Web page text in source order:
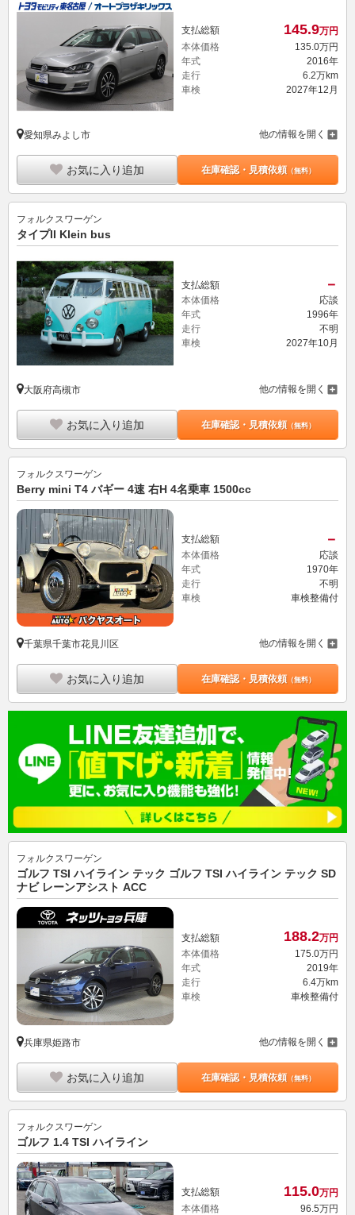
支払総額 145.9万円
本体価格
135. 0万円
年式
2016年
走行
6.2万km
車検
2027年12月
愛知県みよし市 他の情報を開く
お気に入り追加 在庫確認・見積依頼（無料）
フォルクスワーゲン
タイプII Klein bus
支払総額 －
本体価格
応談
年式
1996年
走行
不明
車検
2027年10月
大阪府高槻市 他の情報を開く
お気に入り追加 在庫確認・見積依頼（無料）
フォルクスワーゲン
Berry mini T4 バギー 4速 右H 4名乗車 1500cc
支払総額 －
本体価格
応談
年式
1970年
走行
不明
車検
車検整備付
千葉県千葉市花見川区 他の情報を開く
お気に入り追加 在庫確認・見積依頼（無料）
フォルクスワーゲン
ゴルフ TSI ハイライン テック ゴルフ TSI ハイライン テック SD
ナビ レーンアシスト ACC
支払総額 188.2万円
本体価格
175.0万円
年式
2019年
走行
6.4万km
車検
車検整備付
兵庫県姫路市 他の情報を開く
お気に入り追加 在庫確認・見積依頼（無料）
フォルクスワーゲン
ゴルフ 1.4 TSI ハイライン
支払総額 115.0万円
本体価格
96. 5万円